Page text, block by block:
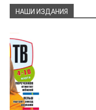
НАШИ ИЗДАНИЯ